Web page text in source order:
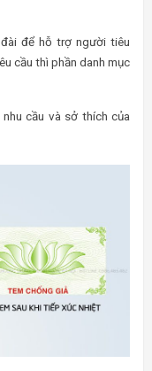
ĐANG LEN LÕI
tiêu dùng bao phen
cả những doanh nghiệp
vấn nạn làm giả
giả, bạn sẽ thấy hàng